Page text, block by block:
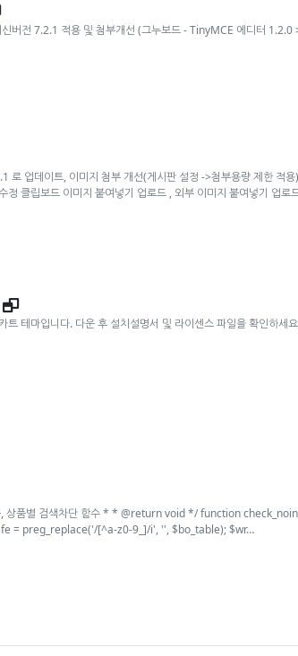
새창
전 7.2.1 적용 및 첨부개선 (그누보드 - TinyMCE 에디터 1.2.0
업데이트, 이미지 첨부 개선(게시판 설정 ->첨부용량 제한 적
클립보드 이미지 붙여넣기 업로드 , 외부 이미지 붙여넣기 업로
새창
테마입니다. 다운 후 설치설명서 및 라이센스 파일을 확인하세
상품별 검색차단 함수 * * @return void */ function
= preg_replace('/[^a-z0-9_]/i', '', $bo_table); $wr…